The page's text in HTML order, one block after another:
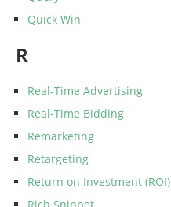
Quick Win
R
Real-Time Advertising
Real-Time Bidding
Remarketing
Retargeting
Return on Investment (ROI)